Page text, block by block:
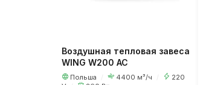
Воздушная тепловая завеса
WING W200 AC
Польша 4400 м³/ч
220